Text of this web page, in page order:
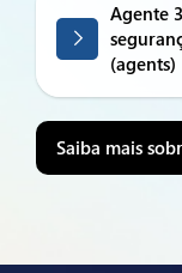
Agente
(agents)
Saiba mais